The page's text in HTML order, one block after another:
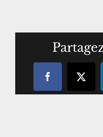
FacebookX